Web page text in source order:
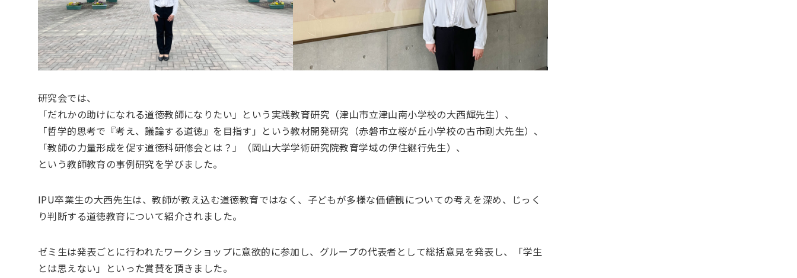
研究会では、
「だれかの助けになれる道徳教師になりたい」という実践教育研究（津山市立津山南小学校の大西輝先生）、
「哲学的思考で『考え、議論する道徳』を目指す」という教材開発研究（赤磐市立桜が丘小学校の古市剛大先生）、
「教師の力量形成を促す道徳科研修会とは？」（岡山大学学術研究院教育学域の伊住継行先生）、
という教師教育の事例研究を学びました。
IPU卒業生の大西先生は、教師が教え込む道徳教育ではなく、子どもが多様な価値観についての考えを深め、じっく
り判断する道徳教育について紹介されました。
ゼミ生は発表ごとに行われたワークショップに意欲的に参加し、グループの代表者として総括意見を発表し、「学生
とは思えない」といった賞賛を頂きました。